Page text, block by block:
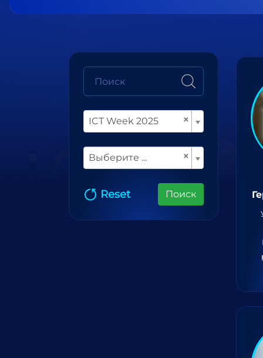
×
ICT Week 2025
×
Выберите ...
Reset Поиск